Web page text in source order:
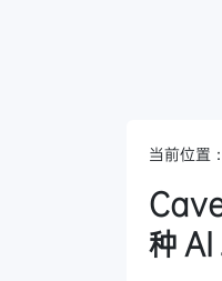
当前位置：
种 AI